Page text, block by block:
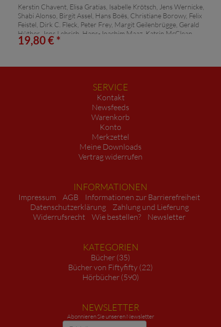
Kerstin Chavent, Elisa Gratias, Isabelle Krötsch, Jens Wernicke,
Shabi Alonso, Birgit Assel, Hans Boës, Christiane Borowy, Felix
Feistel, Dirk C. Fleck, Peter Frey, Margit Geilenbrügge, Gerald
Hüther, Jens Lehrich, Hans-Joachim Maaz, Katrin McClean,
Ulrike Orso, Roland Rottenfußer, Franz Ruppert, Otto Teischel,
19,80 € *
SERVICE
Kontakt
Newsfeeds
Warenkorb
Konto
Merkzettel
Meine Downloads
Vertrag widerrufen
INFORMATIONEN
Impressum AGB
Informationen zur Barrierefreiheit
Datenschutzerklärung
Zahlung und Lieferung
Widerrufsrecht
Wie bestellen? Newsletter
KATEGORIEN
Bücher (35)
Bücher von Fiftyfifty (22)
Hörbücher (590)
NEWSLETTER
Abonnieren Sie unseren Newsletter
Newsletter